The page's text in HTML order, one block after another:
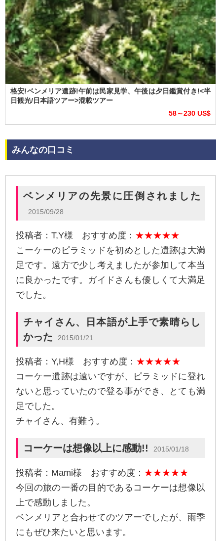
格安!ベンメリア遺跡!午前は民家見学、午後は夕日鑑賞付き!<半
日観光/日本語ツアー>混載ツアー
58～230 US$
みんなの口コミ
ベンメリアの先景に圧倒されました
2015/09/28
投稿者：T,Y様 おすすめ度： ★★★★★
こーケーのピラミッドを初めとした遺跡は大満
足です。遠方で少し考えましたが参加して本当
に良かったです。ガイドさんも優しくて大満足
でした。
チャイさん、日本語が上手で素晴らし
かった
2015/01/21
投稿者：Y,H様 おすすめ度： ★★★★★
コーケー遺跡は遠いですが、ピラミッドに登れ
ないと思っていたので登る事ができ、とても満
足でした。
チャイさん、有難う。
コーケーは想像以上に感動!! 2015/01/18
投稿者：Mami様 おすすめ度： ★★★★★
今回の旅の一番の目的であるコーケーは想像以
上で感動しました。
ベンメリアと合わせてのツアーでしたが、雨季
にもぜひ来たいと思います。